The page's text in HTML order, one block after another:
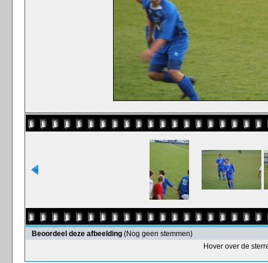
Beoordeel deze afbeelding (Nog geen stemmen)
Hover over de